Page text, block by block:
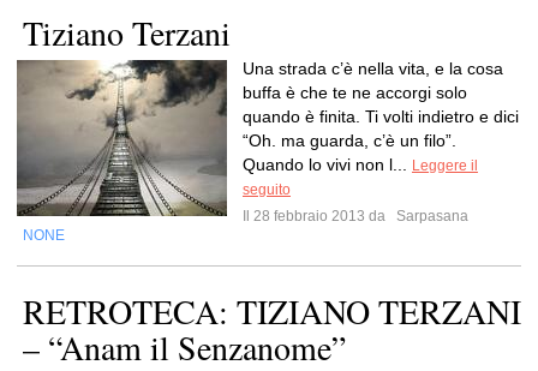
Tiziano Terzani
Una strada c’è nella vita, e la cosa
buffa è che te ne accorgi solo
quando è finita. Ti volti indietro e dici
“Oh. ma guarda, c’è un filo”.
Quando lo vivi non l...
Leggere il
seguito
Il 28 febbraio 2013 da
Sarpasana
NONE
RETROTECA: TIZIANO TERZANI
– “Anam il Senzanome”